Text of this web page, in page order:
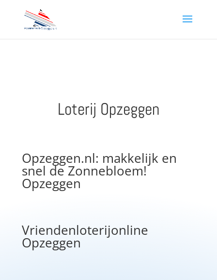
Loterij Opzeggen
Opzeggen.nl: makkelijk en
snel de Zonnebloem!
Opzeggen
Vriendenloterijonline
Opzeggen